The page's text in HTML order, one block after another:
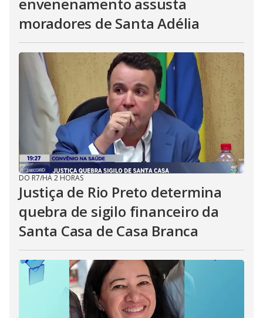
moradores de Santa Adélia
DO R7/HÁ 2 HORAS
Justiça de Rio Preto determina
quebra de sigilo financeiro da
Santa Casa de Casa Branca